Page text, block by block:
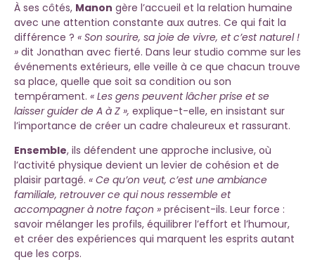
À ses côtés, Manon gère l’accueil et la relation humaine
avec une attention constante aux autres. Ce qui fait la
différence ? « Son sourire, sa joie de vivre, et c’est naturel !
» dit Jonathan avec fierté. Dans leur studio comme sur les
événements extérieurs, elle veille à ce que chacun trouve
sa place, quelle que soit sa condition ou son
tempérament. « Les gens peuvent lâcher prise et se
laisser guider de A à Z », explique-t-elle, en insistant sur
l’importance de créer un cadre chaleureux et rassurant.
Ensemble, ils défendent une approche inclusive, où
l’activité physique devient un levier de cohésion et de
plaisir partagé. « Ce qu’on veut, c’est une ambiance
familiale, retrouver ce qui nous ressemble et
accompagner à notre façon » précisent-ils. Leur force :
savoir mélanger les profils, équilibrer l’effort et l’humour,
et créer des expériences qui marquent les esprits autant
que les corps.